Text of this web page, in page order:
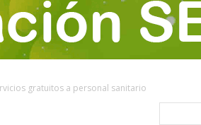
gratuitos a personal sanitario